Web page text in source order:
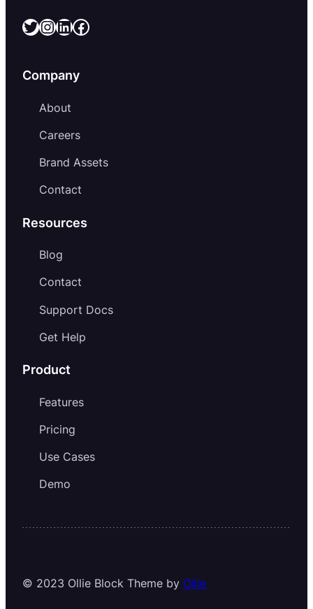
Twitter InstagramLinkedIn Facebook
Company
About
Careers
Brand Assets
Contact
Resources
Blog
Contact
Support Docs
Get Help
Product
Features
Pricing
Use Cases
Demo
© 2023 Ollie Block Theme by Ollie